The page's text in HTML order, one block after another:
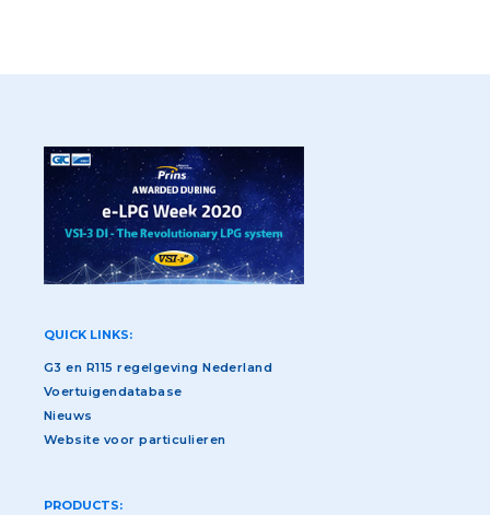
QUICK LINKS:
G3 en R115 regelgeving Nederland
Voertuigendatabase
Nieuws
Website voor particulieren
PRODUCTS: